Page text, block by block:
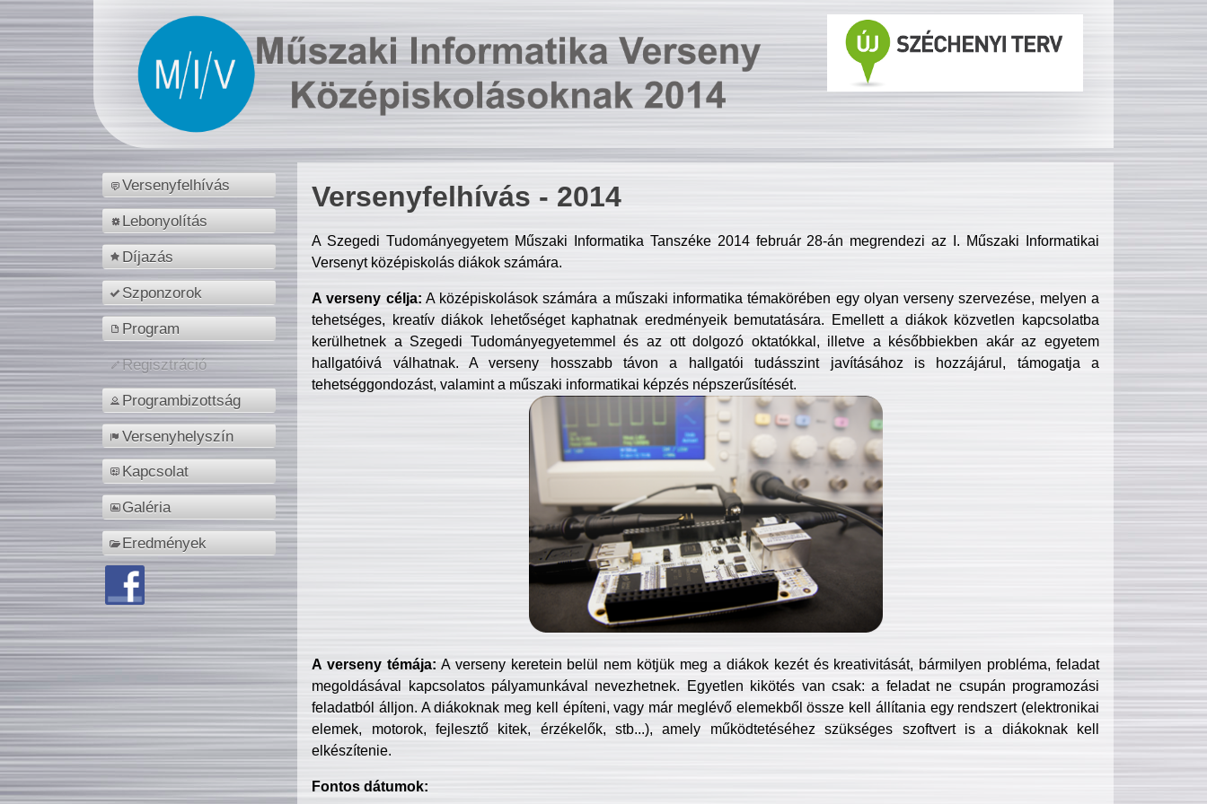
Versenyfelhívás
Lebonyolítás
Díjazás
Szponzorok
Program
Regisztráció
Programbizottság
Versenyhelyszín
Kapcsolat
Galéria
Eredmények
Versenyfelhívás - 2014
A Szegedi Tudományegyetem Műszaki Informatika Tanszéke 2014 február 28-án megrendezi az I. Műszaki Informatikai
Versenyt középiskolás diákok számára.
A verseny célja: A középiskolások számára a műszaki informatika témakörében egy olyan verseny szervezése, melyen a
tehetséges, kreatív diákok lehetőséget kaphatnak eredményeik bemutatására. Emellett a diákok közvetlen kapcsolatba
kerülhetnek a Szegedi Tudományegyetemmel és az ott dolgozó oktatókkal, illetve a későbbiekben akár az egyetem
hallgatóivá válhatnak. A verseny hosszabb távon a hallgatói tudásszint javításához is hozzájárul, támogatja a
tehetséggondozást, valamint a műszaki informatikai képzés népszerűsítését.
A verseny témája: A verseny keretein belül nem kötjük meg a diákok kezét és kreativitását, bármilyen probléma, feladat
megoldásával kapcsolatos pályamunkával nevezhetnek. Egyetlen kikötés van csak: a feladat ne csupán programozási
feladatból álljon. A diákoknak meg kell építeni, vagy már meglévő elemekből össze kell állítania egy rendszert (elektronikai
elemek, motorok, fejlesztő kitek, érzékelők, stb...), amely működtetéséhez szükséges szoftvert is a diákoknak kell
elkészítenie.
Fontos dátumok: